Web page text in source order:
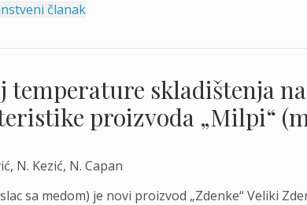
članak
temperature skladištenja
proizvoda „Milpi“
N. Kezić, N. Capan
sa medom) je novi proizvod „Zdenke“ Veliki